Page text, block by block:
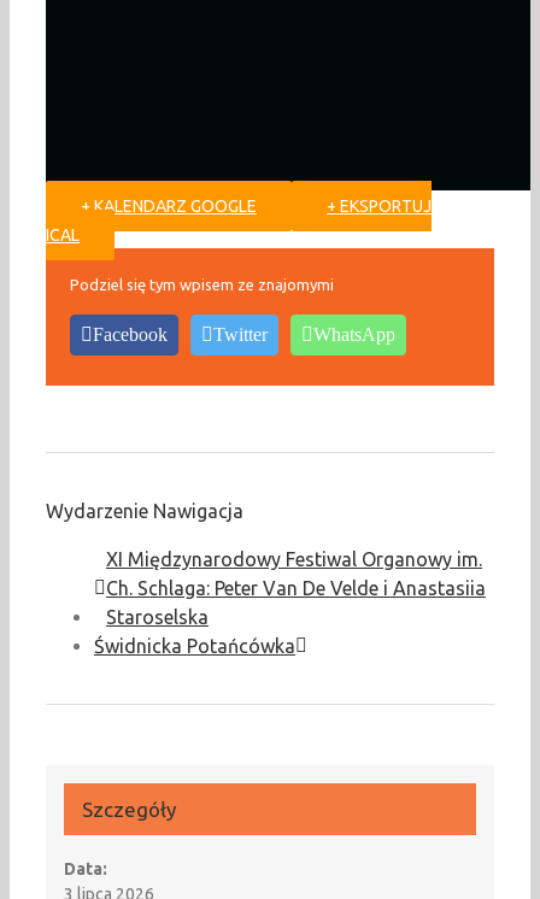
+ KALENDARZ GOOGLE
+ EKSPORTUJ
ICAL
Podziel się tym wpisem ze znajomymi
Facebook Twitter WhatsApp
Wydarzenie Nawigacja
XI Międzynarodowy Festiwal Organowy im.
Ch. Schlaga: Peter Van De Velde i Anastasiia
Staroselska
Świdnicka Potańcówka
Szczegóły
Data:
3 lipca 2026